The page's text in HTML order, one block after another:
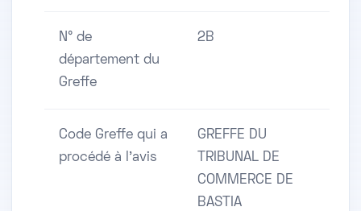
N° de
département du
Greffe
2B
Code Greffe qui a
procédé à l'avis
GREFFE DU
TRIBUNAL DE
COMMERCE DE
BASTIA